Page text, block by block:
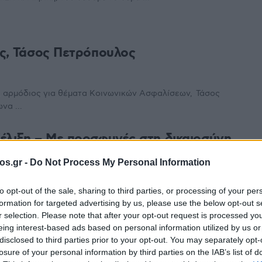
- Do Not Process My Personal Information
opt-out of the sale, sharing to third parties, or processing of your
for targeted advertising by us, please use the below opt-out
selection. Please note that after your opt-out request is processed
interest-based ads based on personal information utilized by us
to third parties prior to your opt-out. You may separately
of your personal information by third parties on the IAB’s list of
Τάσος Πετρόπουλος
για θέματα Κοινωνικών Ασφαλίσεων, Τάσος
...
– Με προσφυγές στη δικαιοσύνη
πριμ και χωρίς παρακράτηση από το εφάπαξ Την
ΔΕΗ: Συναντήσεις στην
και εφάπαξ